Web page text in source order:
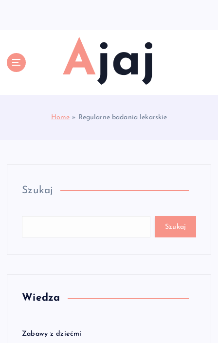
Ajaj
Home » Regularne badania lekarskie
Szukaj
Szukaj
Wiedza
Zabawy z dziećmi